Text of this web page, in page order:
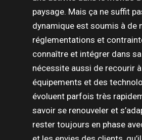
paysage. Mais ça ne suffit
dynamique est soumis à de
réglementations et
connaître et intégrer dans
nécessite aussi de recourir
équipements et des
évoluent parfois très
savoir se renouveler et
rester toujours en phase